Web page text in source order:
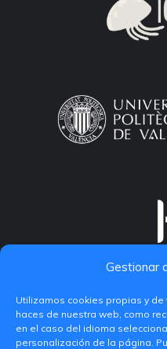
Gestionar
Utilizamos cookies propias y
haces de nuestra web, como
en el caso del idioma
personalización de la página.